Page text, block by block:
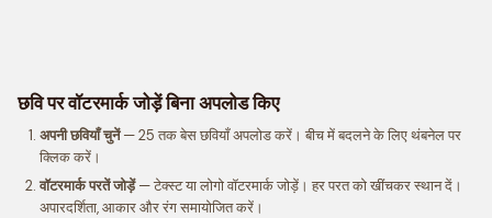
छवि पर वॉटरमार्क जोड़ें बिना अपलोड किए
अपनी छवियाँ चुनें— 25 तक बेस छवियाँ अपलोड करें। बीच में बदलने के लिए थंबनेल पर
क्लिक करें।
वॉटरमार्क परतें जोड़ें— टेक्स्ट या लोगो वॉटरमार्क जोड़ें। हर परत को खींचकर स्थान दें।
अपारदर्शिता, आकार और रंग समायोजित करें।